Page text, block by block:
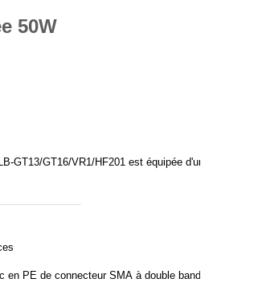
50W
GT13/GT16/VR1/HF201 est équipée d'une
en PE de connecteur SMA à double bande